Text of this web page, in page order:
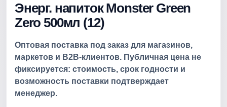
Энерг. напиток Monster Green
Zero 500мл (12)
Оптовая поставка под заказ для магазинов,
маркетов и B2B-клиентов. Публичная цена не
фиксируется: стоимость, срок годности и
возможность поставки подтверждает
менеджер.